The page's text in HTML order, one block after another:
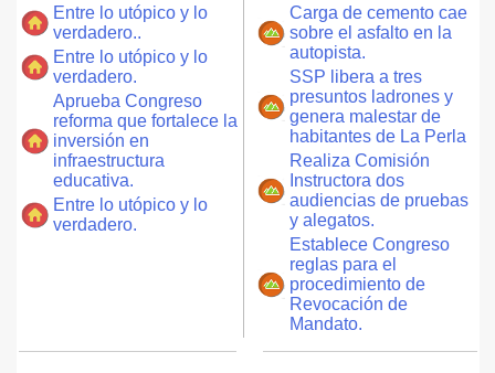
Entre lo utópico y lo
verdadero..
Entre lo utópico y lo
verdadero.
Aprueba Congreso
reforma que fortalece la
inversión en
infraestructura
educativa.
Entre lo utópico y lo
verdadero.
Carga de cemento cae
sobre el asfalto en la
autopista.
SSP libera a tres
presuntos ladrones y
genera malestar de
habitantes de La Perla
Realiza Comisión
Instructora dos
audiencias de pruebas
y alegatos.
Establece Congreso
reglas para el
procedimiento de
Revocación de
Mandato.